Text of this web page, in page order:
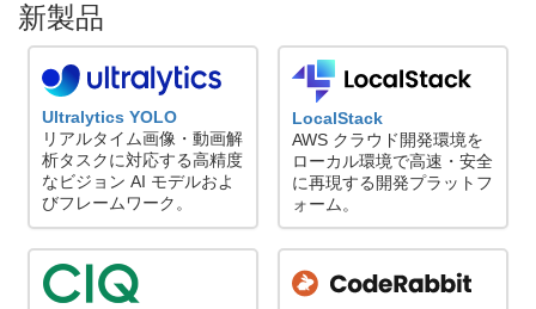
新製品
Ultralytics YOLO
リアルタイム画像・動画解
析タスクに対応する高精度
なビジョン AI モデルおよ
びフレームワーク。
LocalStack
AWS クラウド開発環境を
ローカル環境で高速・安全
に再現する開発プラットフ
ォーム。